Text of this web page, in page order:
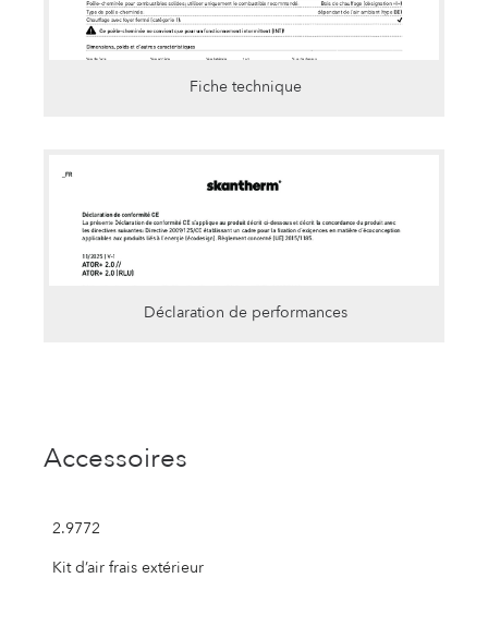
Fiche technique
Déclaration de performances
Accessoires
2.9772
Kit d’air frais extérieur